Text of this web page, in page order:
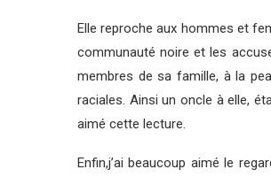
Elle reproche aux hommes et
communauté noire et les
membres de sa famille, à la
raciales. Ainsi un oncle à elle,
aimé cette lecture.
Enfin,j’ai beaucoup aimé le